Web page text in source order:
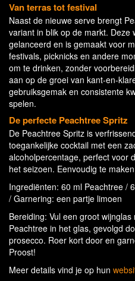
Van terras tot festival
Naast de nieuwe serve brengt
variant in blik op de markt. Deze
gelanceerd en is gemaakt voor
festivals, picknicks en andere
om te drinken, zonder
aan op de groei van kant-en-
gebruiksgemak en consistente
spelen.
De perfecte Peachtree Spritz
De Peachtree Spritz is
toegankelijke cocktail met een
alcoholpercentage, perfect voor
het seizoen. Eenvoudig te
Ingrediënten: 60 ml Peachtree /
/ Garnering: een partje limoen
Bereiding: Vul een groot
Peachtree in het glas, gevolgd
prosecco. Roer kort door en
Proost!
Meer details vind je op hun